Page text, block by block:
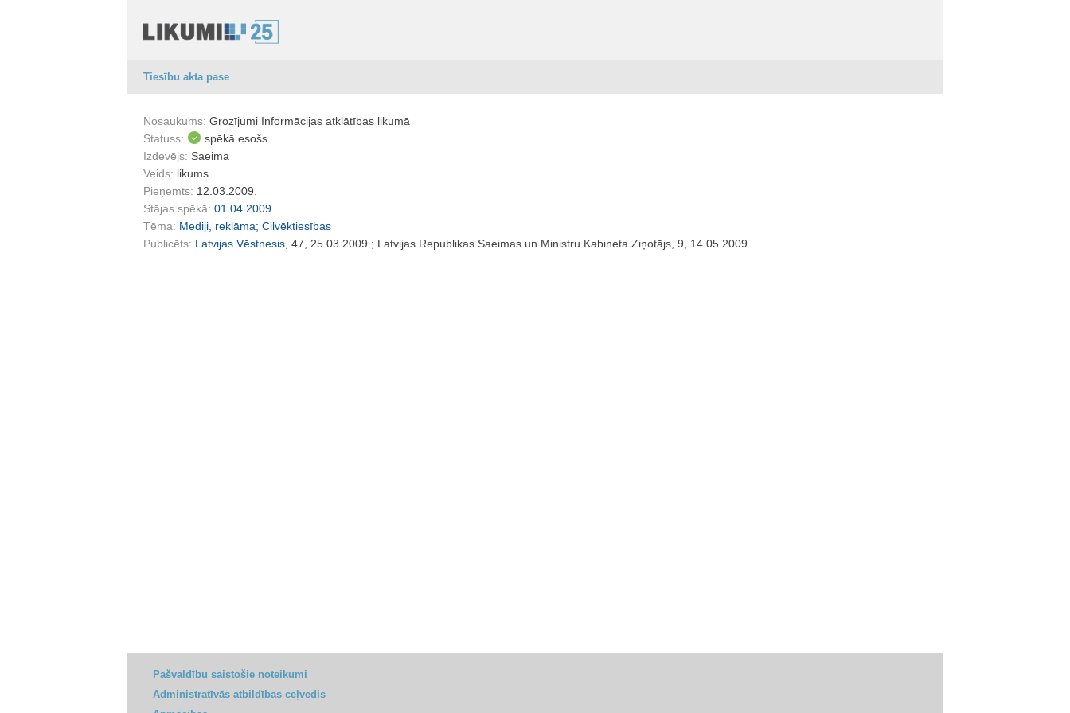
Tiesību akta pase
Nosaukums: Grozījumi Informācijas atklātības likumā
Statuss:
spēkā esošs
Izdevējs: Saeima
Veids: likums
Pieņemts: 12.03.2009.
Stājas spēkā: 01.04.2009.
Tēma: Mediji, reklāma; Cilvēktiesības
Publicēts: Latvijas Vēstnesis , 47, 25.03.2009.; Latvijas Republikas Saeimas un Ministru Kabineta Ziņotājs, 9, 14.05.2009.
Pašvaldību saistošie noteikumi
Administratīvās atbildības ceļvedis